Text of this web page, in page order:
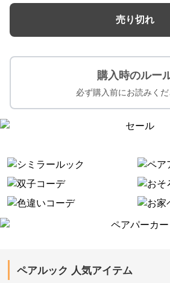
売り切れ
購入時のルー
必ず購入前にお読みくだ
ペアルック 人気アイテム